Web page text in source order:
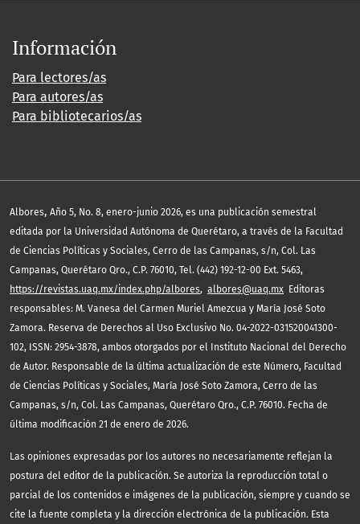
Información
Para lectores/as
Para autores/as
Para bibliotecarios/as
Albores, Año 5, No. 8, enero-junio 2026, es una publicación semestral
editada por la Universidad Autónoma de Querétaro, a través de la Facultad
de Ciencias Políticas y Sociales, Cerro de las Campanas, s/n, Col. Las
Campanas, Querétaro Qro., C.P. 76010, Tel. (442) 192-12-00 Ext. 5463,
https://revistas.uaq.mx/index.php/albores, albores@uaq.mx Editoras
responsables: M. Vanesa del Carmen Muriel Amezcua y María José Soto
Zamora. Reserva de Derechos al Uso Exclusivo No. 04-2022-031520041300-
102, ISSN: 2954-3878, ambos otorgados por el Instituto Nacional del Derecho
de Autor. Responsable de la última actualización de este Número, Facultad
de Ciencias Políticas y Sociales, María José Soto Zamora, Cerro de las
Campanas, s/n, Col. Las Campanas, Querétaro Qro., C.P. 76010. Fecha de
última modificación 21 de enero de 2026.
Las opiniones expresadas por los autores no necesariamente reflejan la
postura del editor de la publicación. Se autoriza la reproducción total o
parcial de los contenidos e imágenes de la publicación, siempre y cuando se
cite la fuente completa y la dirección electrónica de la publicación. Esta